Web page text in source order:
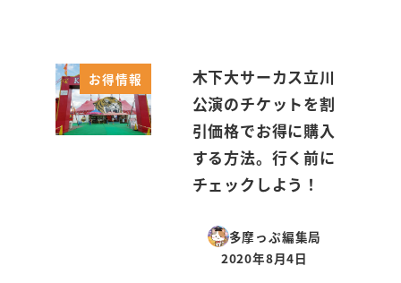
お得情報
木下大サーカス立川
公演のチケットを割
引価格でお得に購入
する方法。行く前に
チェックしよう！
多摩っぷ編集局
投稿日
2020年8月4日